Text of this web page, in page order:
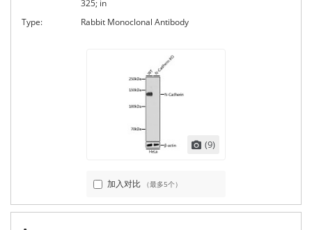
325; in
Type:
Rabbit Monoclonal Antibody
(9)
加入对比 （最多5个）